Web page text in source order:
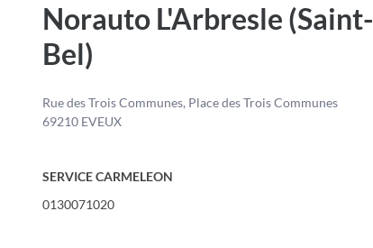
Norauto L'Arbresle (Saint-
Bel)
Rue des Trois Communes, Place des Trois Communes
69210 EVEUX
SERVICE CARMELEON
0130071020